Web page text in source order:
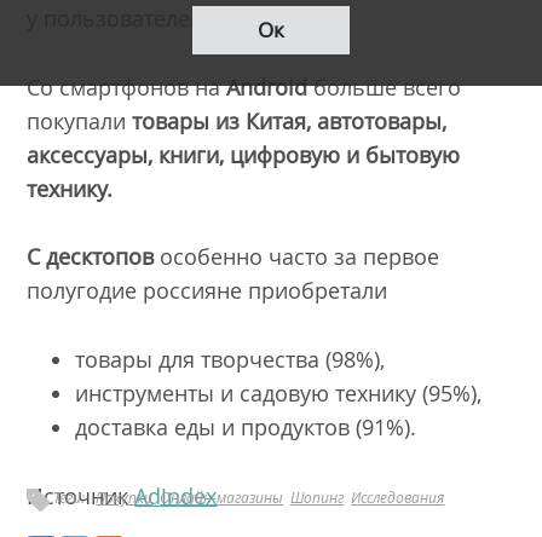
Со смартфонов наAndroidбольше всего
покупалитовары из Китая, автотовары,
аксессуары, книги, цифровую и бытовую
технику.
С десктоповособенно часто за первое
полугодие россияне приобретали
товары для творчества (98%),
инструменты и садовую технику (95%),
доставка еды и продуктов (91%).
ИсточникAdIndex
Теги: Покупки Онлайн-магазины Шопинг Исследования
Ок